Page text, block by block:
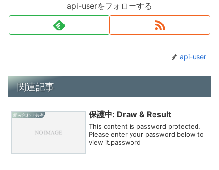
api-userをフォローする
api-user
関連記事
組み合わせ共有 保護中: Draw & Result
This content is password protected.
Please enter your password below to
view it.password